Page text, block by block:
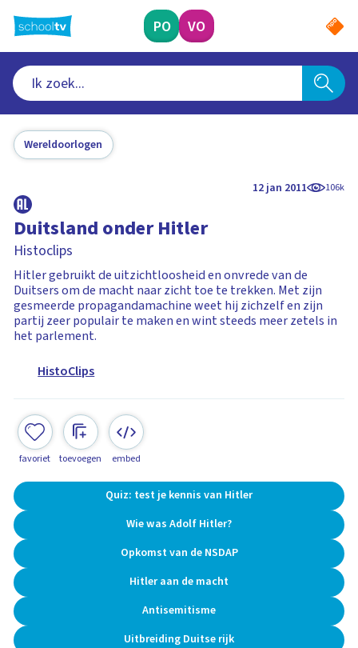
naar
hoofdinhoud
PO VO
Wereldoorlogen
12 jan 2011 106k
Duitsland onder Hitler
Histoclips
Hitler gebruikt de uitzichtloosheid en onvrede van de
Duitsers om de macht naar zicht toe te trekken. Met zijn
gesmeerde propagandamachine weet hij zichzelf en zijn
partij zeer populair te maken en wint steeds meer zetels in
het parlement.
HistoClips
favoriet toevoegen embed
Quiz: test je kennis van Hitler
Wie was Adolf Hitler?
Opkomst van de NSDAP
Hitler aan de macht
Antisemitisme
Uitbreiding Duitse rijk